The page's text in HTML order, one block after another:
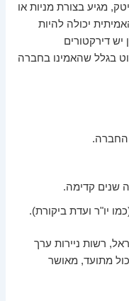
מגיע בצורת מניות או
יכולה להיות
דירקטורים
בגלל שהאמינו בחברה
החברה.
שנים קדימה.
יו"ר ועדת ביקורת).
רשות ניירות ערך
מתועד, מאושר